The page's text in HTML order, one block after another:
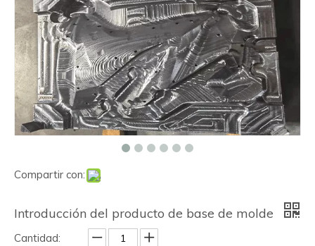
Compartir con:
Introducción del producto de base de molde
Cantidad: